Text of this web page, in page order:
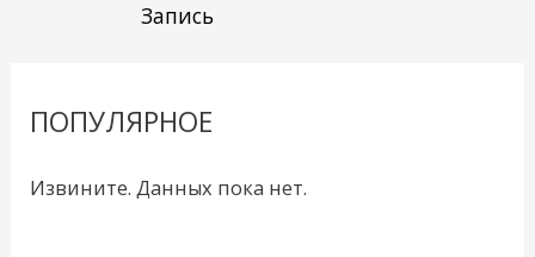
Запись
ПОПУЛЯРНОЕ
Извините. Данных пока нет.